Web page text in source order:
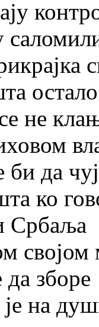
остало
не
би да
ко
Србаља
својом
да зборе
на